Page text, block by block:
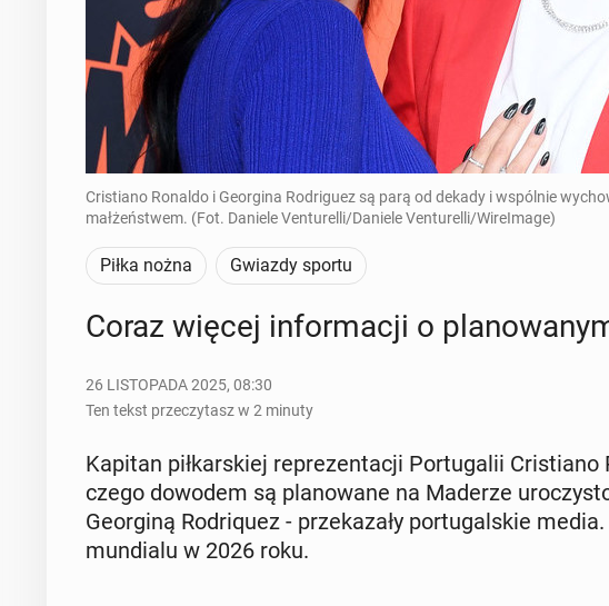
Cristiano Ronaldo i Georgina Rodriguez są parą od dekady i wspólnie
małżeństwem. (Fot. Daniele Venturelli/Daniele Venturelli/WireImage)
Piłka nożna Gwiazdy sportu
Coraz więcej in­for­ma­cji o
26 LISTOPADA 2025, 08:30
Ten tekst przeczytasz w 2 minuty
Kapitan pił­kar­skiej re­pre­zen­ta­cji Por­tu­ga­lii
czego dowodem są pla­no­wa­ne na Maderze
Geo­r­gi­ną Ro­dri­qu­ez - prze­ka­za­ły por­tu­gal­skie
mun­dia­lu w 2026 roku.